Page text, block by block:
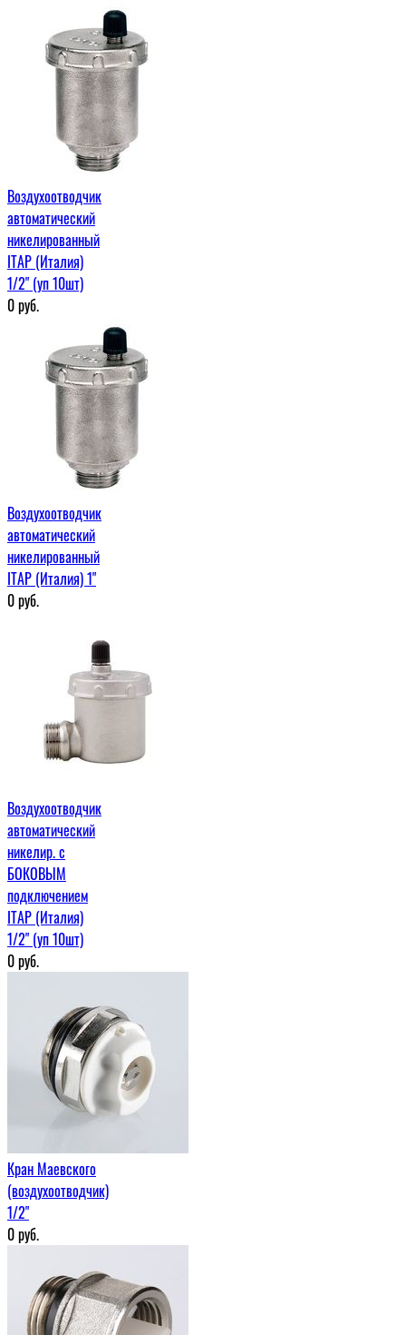
Воздухоотводчик
автоматический
никелированный
ITAP (Италия)
1/2" (уп 10шт)
0руб.
Воздухоотводчик
автоматический
никелированный
ITAP (Италия) 1"
0руб.
Воздухоотводчик
автоматический
никелир. с
БОКОВЫМ
подключением
ITAP (Италия)
1/2" (уп 10шт)
0руб.
Кран Маевского
(воздухоотводчик)
1/2"
0руб.